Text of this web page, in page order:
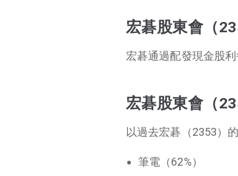
宏碁股東會（
宏碁通過配發現金股利
宏碁股東會（
以過去宏碁（2353）
筆電（62%）